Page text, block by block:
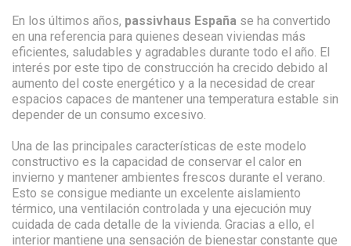
En los últimos años, passivhaus España se ha convertido
en una referencia para quienes desean viviendas más
eficientes, saludables y agradables durante todo el año. El
interés por este tipo de construcción ha crecido debido al
aumento del coste energético y a la necesidad de crear
espacios capaces de mantener una temperatura estable sin
depender de un consumo excesivo.
Una de las principales características de este modelo
constructivo es la capacidad de conservar el calor en
invierno y mantener ambientes frescos durante el verano.
Esto se consigue mediante un excelente aislamiento
térmico, una ventilación controlada y una ejecución muy
cuidada de cada detalle de la vivienda. Gracias a ello, el
interior mantiene una sensación de bienestar constante que